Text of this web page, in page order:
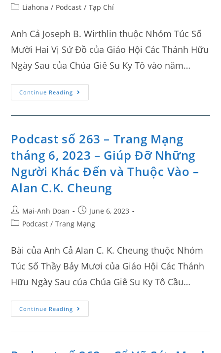
Liahona / Podcast / Tạp Chí
Anh Cả Joseph B. Wirthlin thuộc Nhóm Túc Số
Mười Hai Vị Sứ Đồ của Giáo Hội Các Thánh Hữu
Ngày Sau của Chúa Giê Su Ky Tô vào năm…
Continue Reading
Podcast số 263 – Trang Mạng
tháng 6, 2023 – Giúp Đỡ Những
Người Khác Đến và Thuộc Vào –
Alan C.K. Cheung
Mai-Anh Doan
June 6, 2023
Podcast / Trang Mạng
Bài của Anh Cả Alan C. K. Cheung thuộc Nhóm
Túc Số Thầy Bảy Mươi của Giáo Hội Các Thánh
Hữu Ngày Sau của Chúa Giê Su Ky Tô Cầu…
Continue Reading